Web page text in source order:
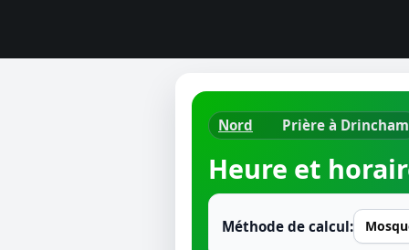
Horaires
Heure de
Ramadan
Nord Prière à Drincham
Heure et
Méthode de calcul: